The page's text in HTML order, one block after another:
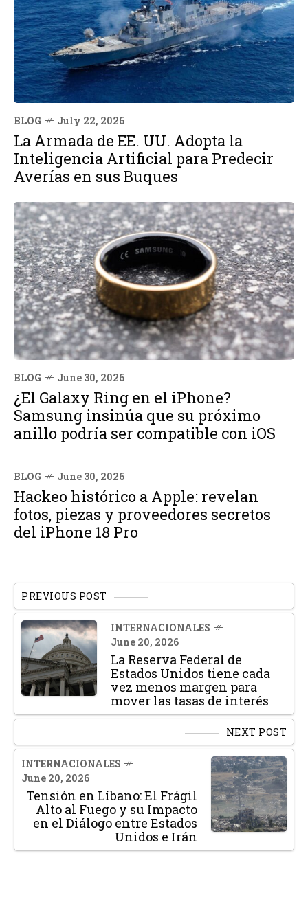
BLOG July 22, 2026
La Armada de EE. UU. Adopta la
Inteligencia Artificial para Predecir
Averías en sus Buques
BLOG June 30, 2026
¿El Galaxy Ring en el iPhone?
Samsung insinúa que su próximo
anillo podría ser compatible con iOS
BLOG June 30, 2026
Hackeo histórico a Apple: revelan
fotos, piezas y proveedores secretos
del iPhone 18 Pro
PREVIOUS POST
INTERNACIONALES
June 20, 2026
La Reserva Federal de
Estados Unidos tiene cada
vez menos margen para
mover las tasas de interés
NEXT POST
INTERNACIONALES
June 20, 2026
Tensión en Líbano: El Frágil
Alto al Fuego y su Impacto
en el Diálogo entre Estados
Unidos e Irán